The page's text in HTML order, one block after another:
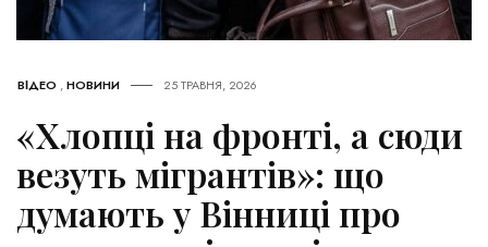
ВІДЕО ,НОВИНИ 25 ТРАВНЯ, 2026
«Хлопці на фронті, а сюди
везуть мігрантів»: що
думають у Вінниці про